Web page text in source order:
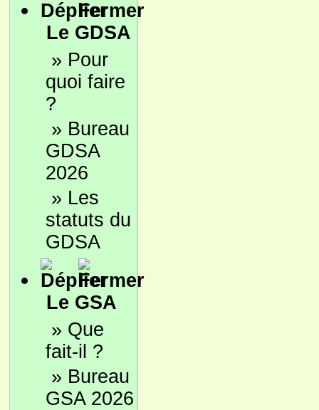
Le GDSA
» Pour
quoi faire
?
» Bureau
GDSA
2026
» Les
statuts du
GDSA
Le GSA
» Que
fait-il ?
» Bureau
GSA 2026